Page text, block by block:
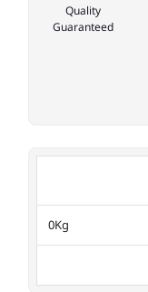
Quality
Guaranteed
0Kg